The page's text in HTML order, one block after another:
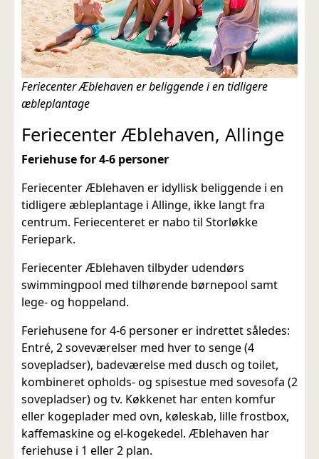
Feriecenter Æblehaven er beliggende i en tidligere
æbleplantage
Feriecenter Æblehaven, Allinge
Feriehuse for 4-6 personer
Feriecenter Æblehaven er idyllisk beliggende i en
tidligere æbleplantage i Allinge, ikke langt fra
centrum. Feriecenteret er nabo til Storløkke
Feriepark.
Feriecenter Æblehaven tilbyder udendørs
swimmingpool med tilhørende børnepool samt
lege- og hoppeland.
Feriehusene for 4-6 personer er indrettet således:
Entré, 2 soveværelser med hver to senge (4
sovepladser), badeværelse med dusch og toilet,
kombineret opholds- og spisestue med sovesofa (2
sovepladser) og tv. Køkkenet har enten komfur
eller kogeplader med ovn, køleskab, lille frostbox,
kaffemaskine og el-kogekedel. Æblehaven har
feriehuse i 1 eller 2 plan.